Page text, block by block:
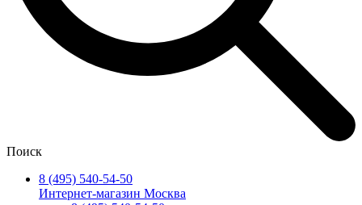
Поиск
8 (495) 540-54-50
Интернет-магазин Москва